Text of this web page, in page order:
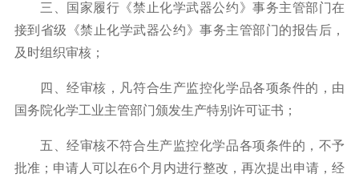
三、国家履行《禁止化学武器公约》事务主管部门在
接到省级《禁止化学武器公约》事务主管部门的报告后，
及时组织审核；
四、经审核，凡符合生产监控化学品各项条件的，由
国务院化学工业主管部门颁发生产特别许可证书；
五、经审核不符合生产监控化学品各项条件的，不予
批准；申请人可以在6个月内进行整改，再次提出申请，经